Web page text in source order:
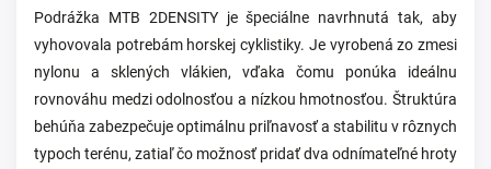
Podrážka MTB 2DENSITY je špeciálne navrhnutá tak, aby
vyhovovala potrebám horskej cyklistiky. Je vyrobená zo zmesi
nylonu a sklených vlákien, vďaka čomu ponúka ideálnu
rovnováhu medzi odolnosťou a nízkou hmotnosťou. Štruktúra
behúňa zabezpečuje optimálnu priľnavosť a stabilitu v rôznych
typoch terénu, zatiaľ čo možnosť pridať dva odnímateľné hroty